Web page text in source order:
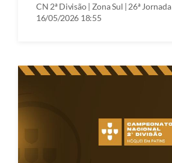
CN 2ª Divisão | Zona Sul | 26ª Jornada
16/05/2026 18:55